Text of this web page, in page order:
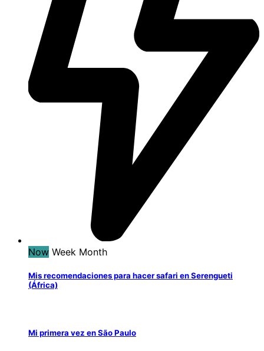
Now Week Month
Mis recomendaciones para hacer safari en Serengueti
(África)
Mi primera vez en São Paulo